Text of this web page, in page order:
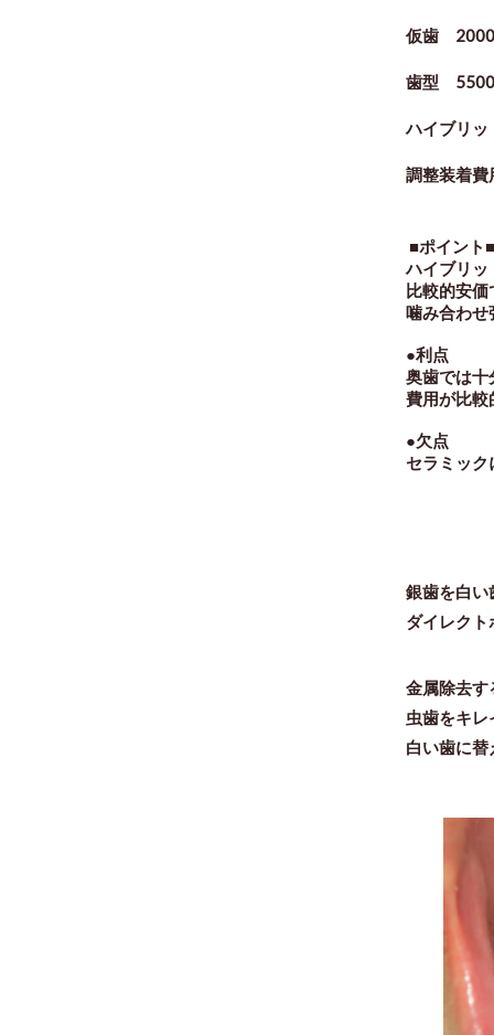
仮歯
歯型 5500
ハイブリ
調整装着
■ポイント■
ハイブリッ
比較的安
噛み合わせ
●利点
奥歯では十
費用が比
●欠点
セラミッ
銀歯を白い
ダイレク
金属除去す
虫歯をキ
白い歯に